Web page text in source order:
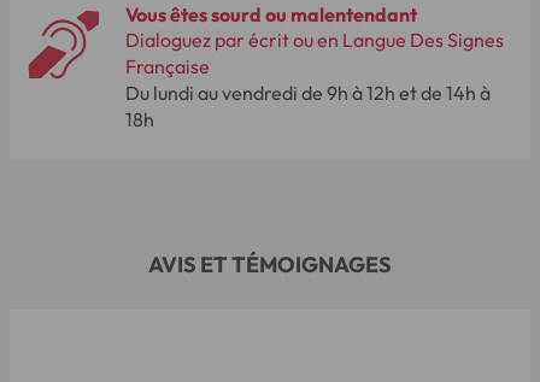
Vous êtes sourd ou malentendant
Dialoguez par écrit ou en Langue Des Signes
Française
Du lundi au vendredi de 9h à 12h et de 14h à
18h
AVIS ET TÉMOIGNAGES